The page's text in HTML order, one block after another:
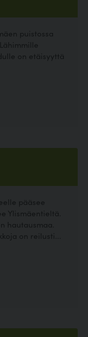
puistossa
on etäisyyttä
pääsee
Ylismäentieltä.
hautausmaa.
on reilusti...